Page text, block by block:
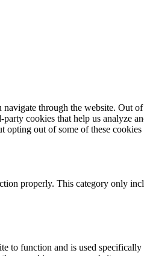
through the website. Out
cookies that help us
opting out of some of these
properly. This category only
function and is used